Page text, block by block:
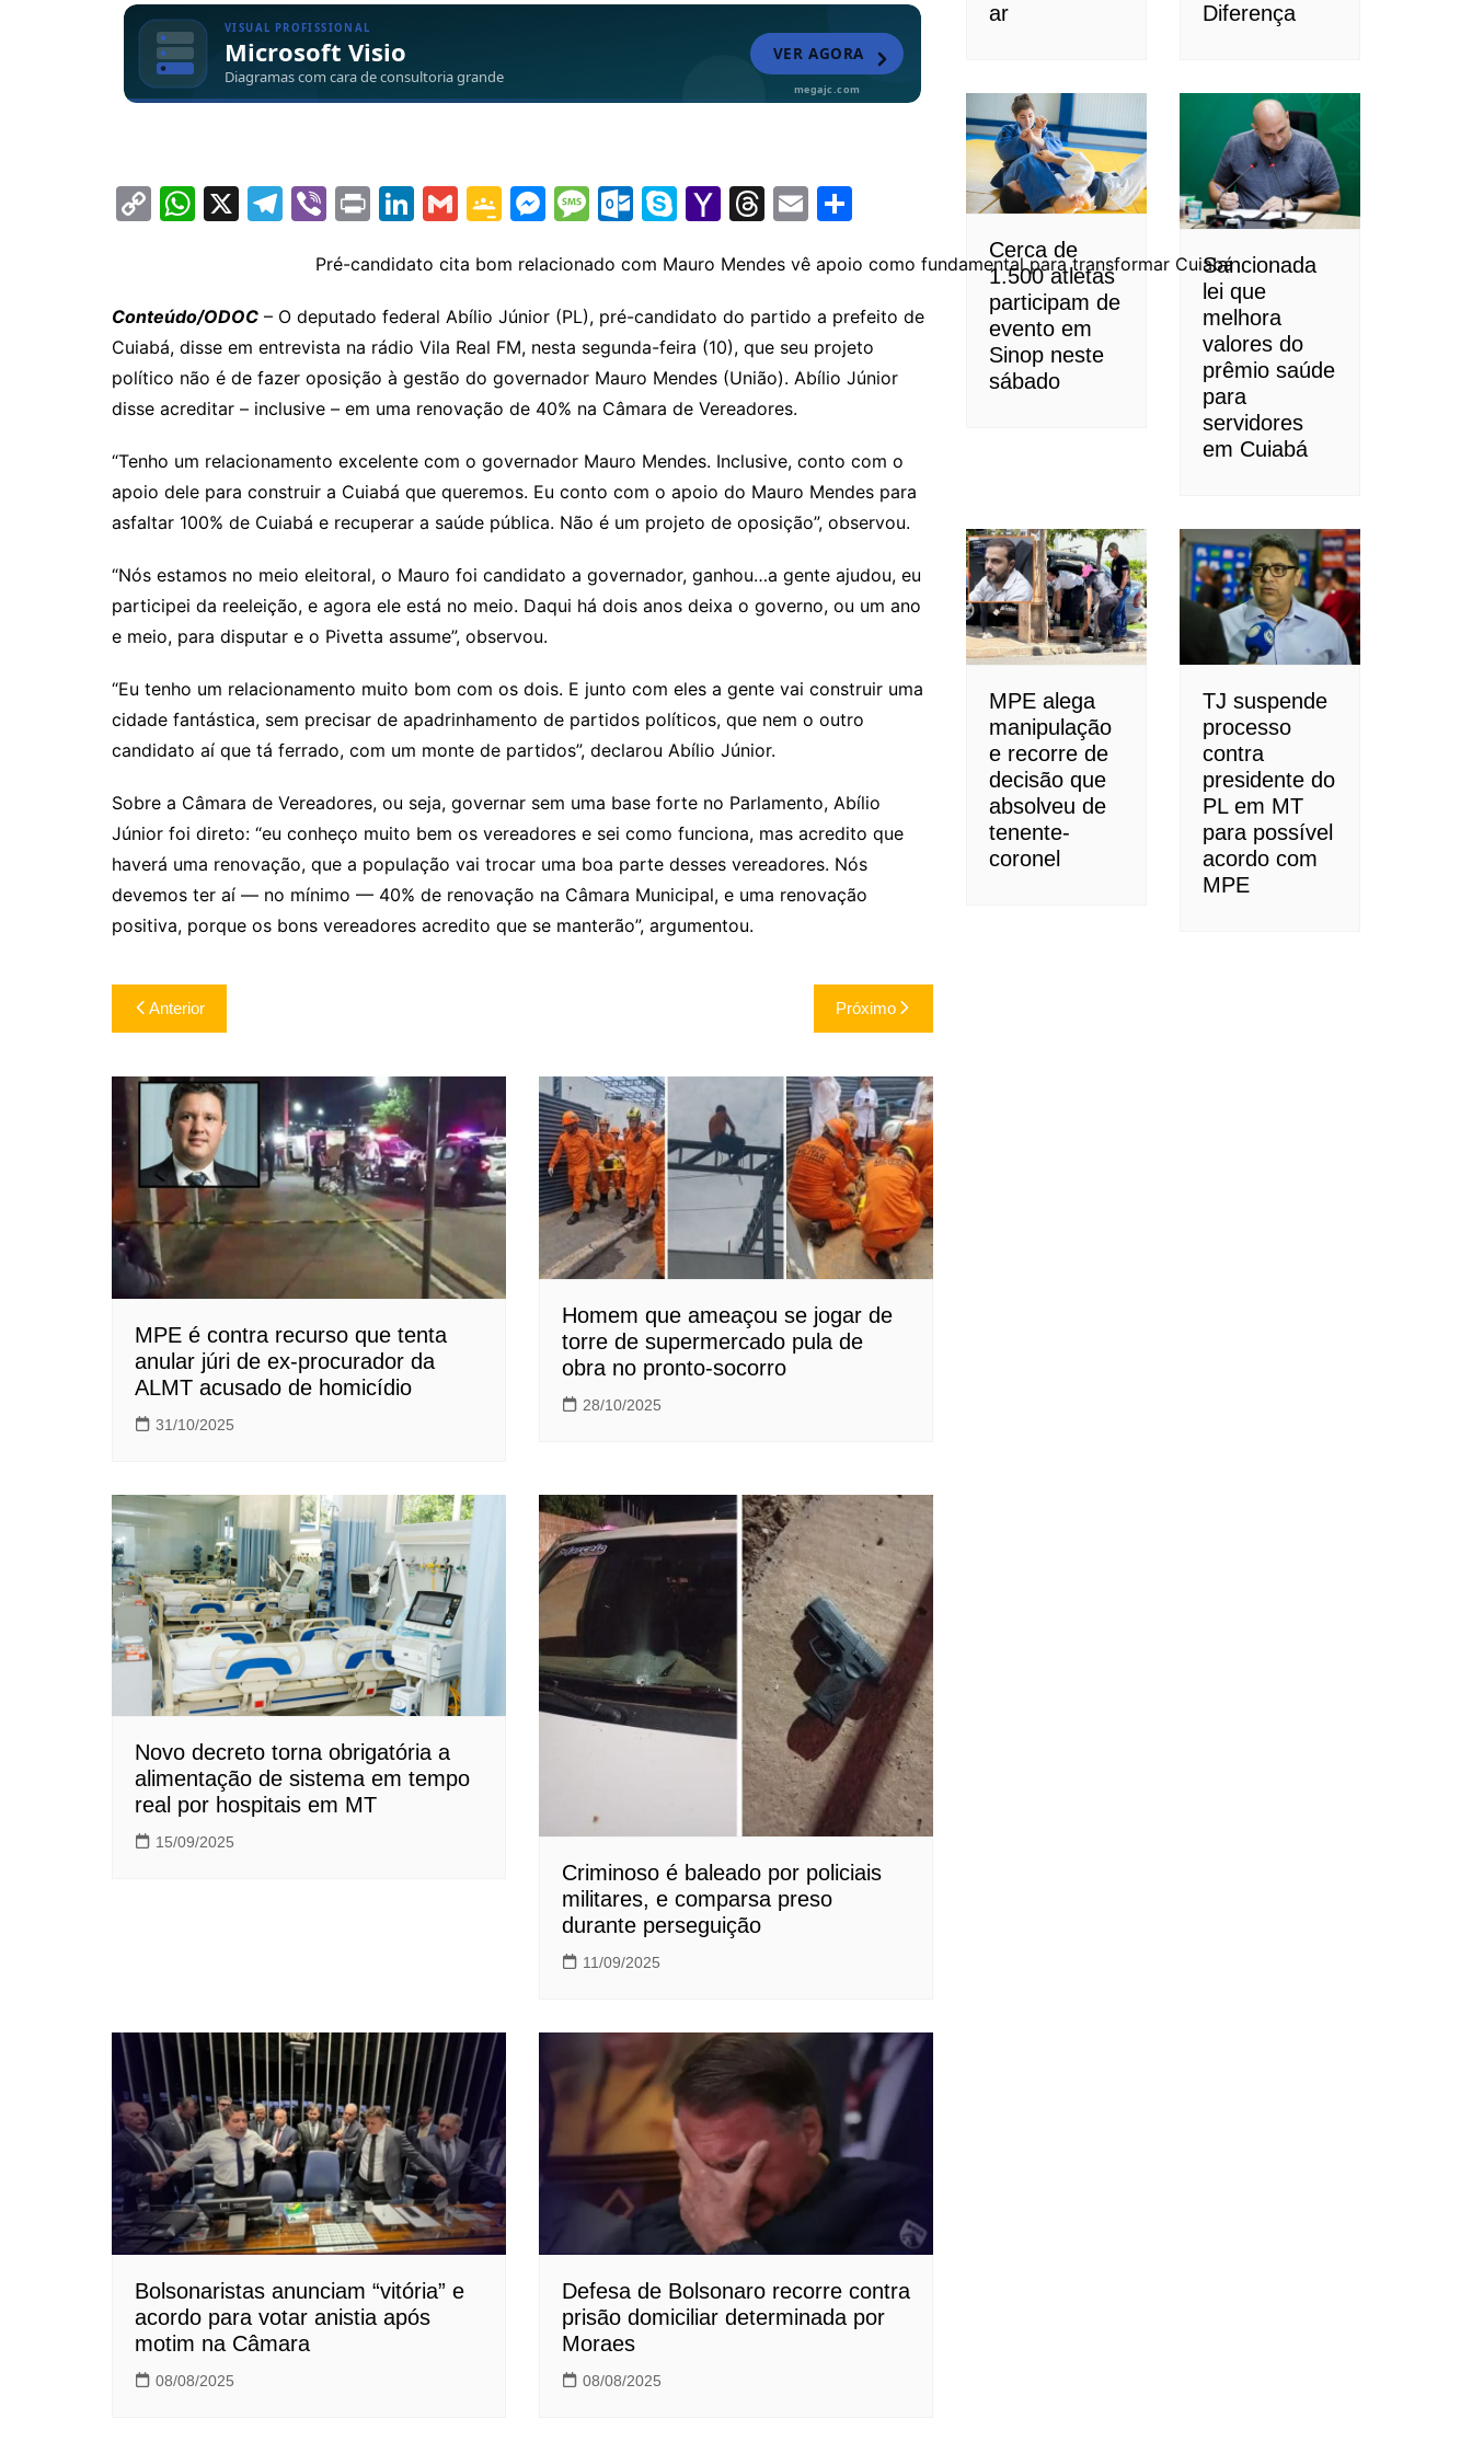
C
y
Li
n
k
W
s
A
p
p
X
T
gr
a
m
Vi
er
Pr
t
Li
k
e
dI
n
G
ai
l
G
o
gl
e
Cl
a
s
sr
o
m
M
s
s
e
n
g
er
M
s
s
a
g
e
O
lo
o
k.
c
o
m
S
y
p
e
Y
h
o
o
M
ai
l
T
e
a
d
s
E
ai
l
ar
e
Pré-candidato cita bom relacionado com Mauro Mendes vê apoio como fundamental para transformar Cuiabá
Conteúdo/ODOC – O deputado federal Abílio Júnior (PL), pré-candidato do partido a prefeito de
Cuiabá, disse em entrevista na rádio Vila Real FM, nesta segunda-feira (10), que seu projeto
político não é de fazer oposição à gestão do governador Mauro Mendes (União). Abílio Júnior
disse acreditar – inclusive – em uma renovação de 40% na Câmara de Vereadores.
“Tenho um relacionamento excelente com o governador Mauro Mendes. Inclusive, conto com o
apoio dele para construir a Cuiabá que queremos. Eu conto com o apoio do Mauro Mendes para
asfaltar 100% de Cuiabá e recuperar a saúde pública. Não é um projeto de oposição”, observou.
“Nós estamos no meio eleitoral, o Mauro foi candidato a governador, ganhou…a gente ajudou, eu
participei da reeleição, e agora ele está no meio. Daqui há dois anos deixa o governo, ou um ano
e meio, para disputar e o Pivetta assume”, observou.
“Eu tenho um relacionamento muito bom com os dois. E junto com eles a gente vai construir uma
cidade fantástica, sem precisar de apadrinhamento de partidos políticos, que nem o outro
candidato aí que tá ferrado, com um monte de partidos”, declarou Abílio Júnior.
Sobre a Câmara de Vereadores, ou seja, governar sem uma base forte no Parlamento, Abílio
Júnior foi direto: “eu conheço muito bem os vereadores e sei como funciona, mas acredito que
haverá uma renovação, que a população vai trocar uma boa parte desses vereadores. Nós
devemos ter aí — no mínimo — 40% de renovação na Câmara Municipal, e uma renovação
positiva, porque os bons vereadores acredito que se manterão”, argumentou.
Navegação
de
Post
Anterior Próximo
MPE é contra recurso que tenta
anular júri de ex-procurador da
ALMT acusado de homicídio
31/10/2025
Homem que ameaçou se jogar de
torre de supermercado pula de
obra no pronto-socorro
28/10/2025
Novo decreto torna obrigatória a
alimentação de sistema em tempo
real por hospitais em MT
15/09/2025
Criminoso é baleado por policiais
militares, e comparsa preso
durante perseguição
11/09/2025
Bolsonaristas anunciam “vitória” e
acordo para votar anistia após
motim na Câmara
08/08/2025
Defesa de Bolsonaro recorre contra
prisão domiciliar determinada por
Moraes
08/08/2025
ar Diferença
Cerca de
1.500 atletas
participam de
evento em
Sinop neste
sábado
Sancionada
lei que
melhora
valores do
prêmio saúde
para
servidores
em Cuiabá
MPE alega
manipulação
e recorre de
decisão que
absolveu de
tenente-
coronel
TJ suspende
processo
contra
presidente do
PL em MT
para possível
acordo com
MPE